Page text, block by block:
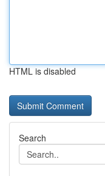
HTML is disabled
Search